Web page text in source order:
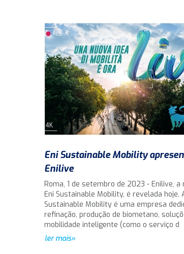
Eni Sustainable Mobility
Enilive
Roma, 1 de setembro de 2023 - Enilive, a
Eni Sustainable Mobility, é revelada hoje.
Sustainable Mobility é uma empresa
refinação, produção de biometano,
mobilidade inteligente (como o serviço d
ler mais»